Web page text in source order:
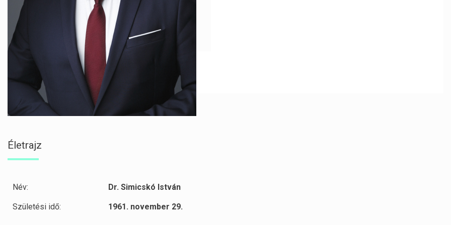
Életrajz
Név: Dr. Simicskó István
Születési idő: 1961. november 29.